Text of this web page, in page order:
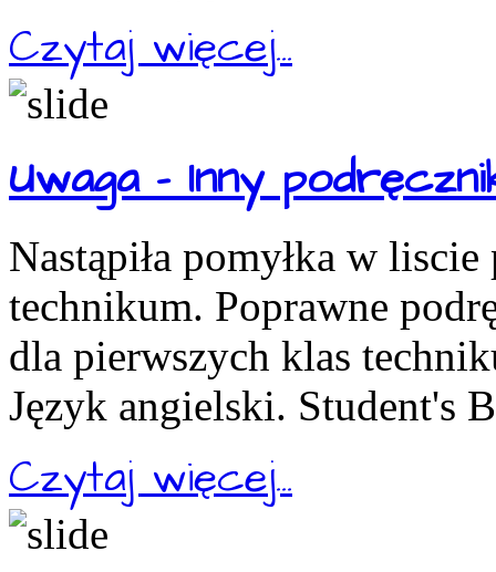
Czytaj więcej...
Uwaga - Inny
Nastąpiła pomyłka w
technikum. Poprawne
dla pierwszych klas
Język angielski. Student's
Czytaj więcej...